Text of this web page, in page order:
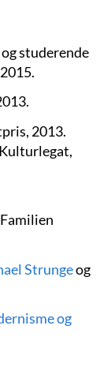
studerende
2013.
Strungeog
og